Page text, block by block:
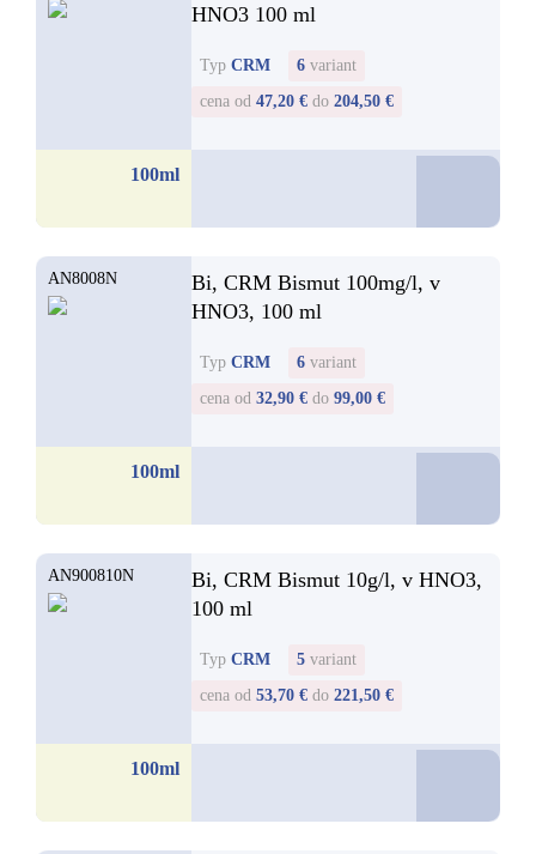
HNO3 100 ml
Typ CRM 6 variant
cena od 47,20 € do 204,50 €
100ml
AN8008N
Bi, CRM Bismut 100mg/l, v
HNO3, 100 ml
Typ CRM 6 variant
cena od 32,90 € do 99,00 €
100ml
AN900810N
Bi, CRM Bismut 10g/l, v HNO3,
100 ml
Typ CRM 5 variant
cena od 53,70 € do 221,50 €
100ml